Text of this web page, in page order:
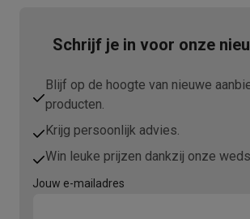
Schrijf je in voor onze
Blijf op de hoogte van nieuwe
producten.
Krijg persoonlijk advies.
Win leuke prijzen dankzij onze
Jouw e-mailadres